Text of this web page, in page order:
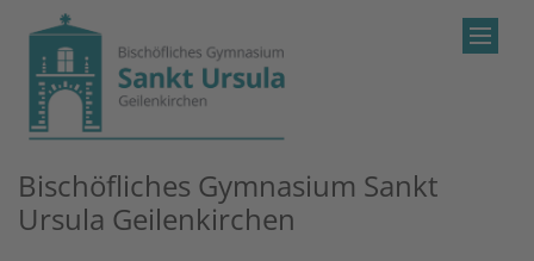
Zum Inhalt springen
Bischöfliches Gymnasium Sankt
Ursula Geilenkirchen